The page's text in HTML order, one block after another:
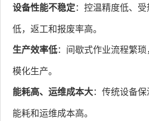
设备性能不稳定：控温精度低、
低，返工和报废率高。
生产效率低：间歇式作业流程繁
模化生产。
能耗高、运维成本大：传统设备保
能耗和运维成本高。